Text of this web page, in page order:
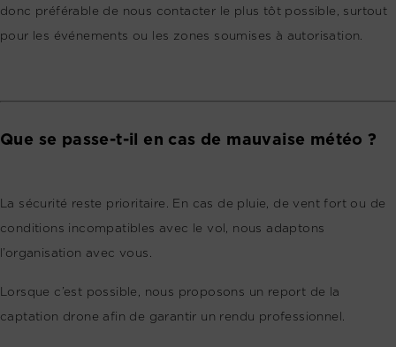
donc préférable de nous contacter le plus tôt possible, surtout
pour les événements ou les zones soumises à autorisation.
Que se passe-t-il en cas de mauvaise météo ?
La sécurité reste prioritaire. En cas de pluie, de vent fort ou de
conditions incompatibles avec le vol, nous adaptons
l’organisation avec vous.
Lorsque c’est possible, nous proposons un report de la
captation drone afin de garantir un rendu professionnel.